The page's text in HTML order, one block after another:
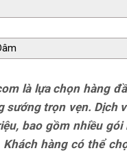
là lựa chọn hàng
trọn vẹn. Dịch
bao gồm nhiều gói
hàng có thể